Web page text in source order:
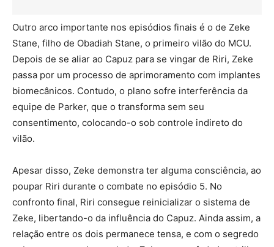
Outro arco importante nos episódios finais é o de Zeke
Stane, filho de Obadiah Stane, o primeiro vilão do MCU.
Depois de se aliar ao Capuz para se vingar de Riri, Zeke
passa por um processo de aprimoramento com implantes
biomecânicos. Contudo, o plano sofre interferência da
equipe de Parker, que o transforma sem seu
consentimento, colocando-o sob controle indireto do
vilão.
Apesar disso, Zeke demonstra ter alguma consciência, ao
poupar Riri durante o combate no episódio 5. No
confronto final, Riri consegue reinicializar o sistema de
Zeke, libertando-o da influência do Capuz. Ainda assim, a
relação entre os dois permanece tensa, e com o segredo